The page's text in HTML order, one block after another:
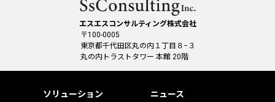
(1)基本方針の策定、個人情報の取扱いに係る規律の整備
(2)個人情報の取扱責任者や報告連絡体制の整備
(3)定期的な研修の実施
(4)個人情報についての秘密保持に関する誓約を従業者から取得
(5)個人情報についての秘密保持に関する事項を就業規則に記載
置（機器の書庫への保管、パスワードの設定等を含む）を実施
エスエスコンサルティング株式会社
〒100-0005
東京都千代田区丸の内１丁目８−３
丸の内トラストタワー 本館 20階
ソリューション ニュース